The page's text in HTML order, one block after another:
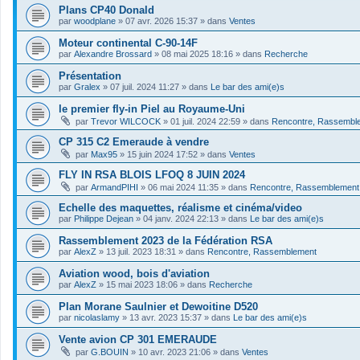
Plans CP40 Donald
par woodplane » 07 avr. 2026 15:37 » dans Ventes
Moteur continental C-90-14F
par Alexandre Brossard » 08 mai 2025 18:16 » dans Recherche
Présentation
par Gralex » 07 juil. 2024 11:27 » dans Le bar des ami(e)s
le premier fly-in Piel au Royaume-Uni
par Trevor WILCOCK » 01 juil. 2024 22:59 » dans Rencontre,
CP 315 C2 Emeraude à vendre
par Max95 » 15 juin 2024 17:52 » dans Ventes
FLY IN RSA BLOIS LFOQ 8 JUIN 2024
par ArmandPIHI » 06 mai 2024 11:35 » dans Rencontre, Rassemblement
Echelle des maquettes, réalisme et cinéma/video
par Philippe Dejean » 04 janv. 2024 22:13 » dans Le bar des ami(e)s
Rassemblement 2023 de la Fédération RSA
par AlexZ » 13 juil. 2023 18:31 » dans Rencontre, Rassemblement
Aviation wood, bois d'aviation
par AlexZ » 15 mai 2023 18:06 » dans Recherche
Plan Morane Saulnier et Dewoitine D520
par nicolaslamy » 13 avr. 2023 15:37 » dans Le bar des ami(e)s
Vente avion CP 301 EMERAUDE
par G.BOUIN » 10 avr. 2023 21:06 » dans Ventes